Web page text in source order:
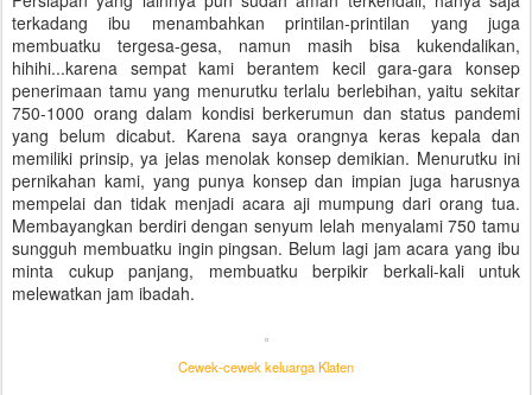
terkadang ibu menambahkan printilan-printilan yang juga
membuatku tergesa-gesa, namun masih bisa kukendalikan,
hihihi...karena sempat kami berantem kecil gara-gara konsep
penerimaan tamu yang menurutku terlalu berlebihan, yaitu sekitar
750-1000 orang dalam kondisi berkerumun dan status pandemi
yang belum dicabut. Karena saya orangnya keras kepala dan
memiliki prinsip, ya jelas menolak konsep demikian. Menurutku ini
pernikahan kami, yang punya konsep dan impian juga harusnya
mempelai dan tidak menjadi acara aji mumpung dari orang tua.
Membayangkan berdiri dengan senyum lelah menyalami 750 tamu
sungguh membuatku ingin pingsan. Belum lagi jam acara yang ibu
minta cukup panjang, membuatku berpikir berkali-kali untuk
melewatkan jam ibadah.
Cewek-cewek keluarga Klaten